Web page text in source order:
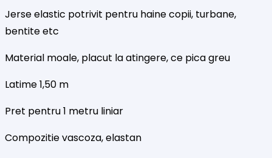
Jerse elastic potrivit pentru haine copii, turbane,
bentite etc
Material moale, placut la atingere, ce pica greu
Latime 1,50 m
Pret pentru 1 metru liniar
Compozitie vascoza, elastan